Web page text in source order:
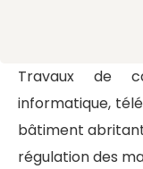
Travaux de
informatique,
bâtiment
régulation des